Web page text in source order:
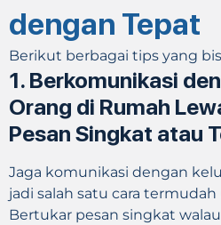
dengan Tepat
Berikut berbagai tips yang
1. Berkomunikasi
Orang di Rumah
Pesan Singkat atau
Jaga komunikasi dengan
jadi salah satu cara
Bertukar pesan singkat